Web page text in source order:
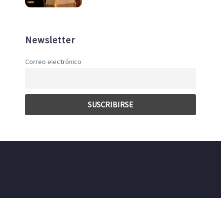
Newsletter
Correo electrónico